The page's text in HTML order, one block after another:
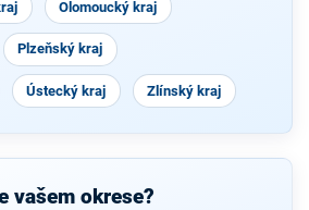
Olomoucký kraj
Plzeňský kraj
Ústecký kraj Zlínský kraj
vašem okrese?